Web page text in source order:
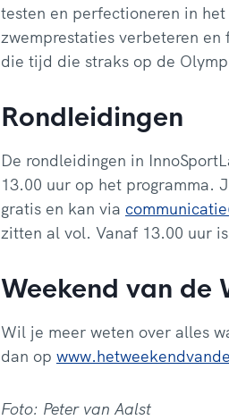
testen en perfectioneren in
zwemprestaties verbeteren
die tijd die straks op de
Rondleidingen
De rondleidingen in
13.00 uur op het programma.
gratis en kan via
zitten al vol. Vanaf 13.00 uur
Weekend van de
Wil je meer weten over alles
dan op
Foto: Peter van Aalst